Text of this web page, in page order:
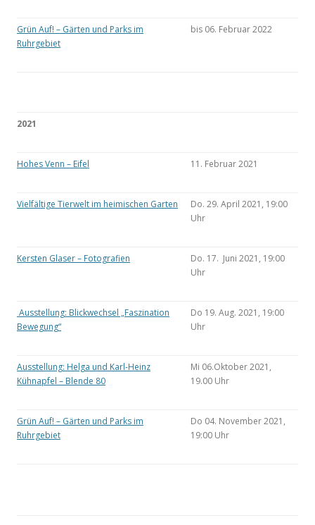
Grün Auf! – Gärten und Parks im
Ruhrgebiet
bis 06. Februar 2022
2021
Hohes Venn – Eifel 11. Februar 2021
Vielfältige Tierwelt im heimischen Garten
Do. 29. April 2021, 19:00
Uhr
Kersten Glaser – Fotografien
Do. 17. Juni 2021, 19:00
Uhr
Ausstellung: Blickwechsel „Faszination
Bewegung“
Do 19. Aug. 2021, 19:00
Uhr
Ausstellung: Helga und Karl-Heinz
Kühnapfel – Blende 80
Mi 06.Oktober 2021,
19.00 Uhr
Grün Auf! – Gärten und Parks im
Ruhrgebiet
Do 04. November 2021,
19:00 Uhr